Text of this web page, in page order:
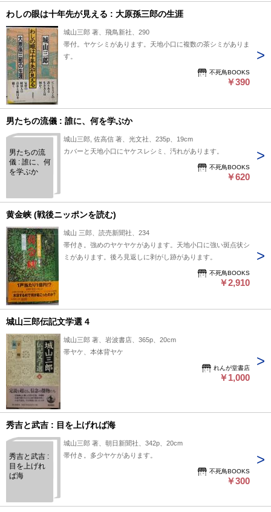
わしの眼は十年先が見える : 大原孫三郎の生涯
城山三郎 著、飛鳥新社、290
帯付。ヤケシミがあります。天地小口に複数の茶シミがありま
す。
不死鳥BOOKS
￥390
男たちの流儀 : 誰に、何を学ぶか
男たちの流
儀 : 誰に、何
を学ぶか
城山三郎, 佐高信 著、光文社、235p、19cm
カバーと天地小口にヤケスレシミ、汚れがあります。
不死鳥BOOKS
￥620
黄金峡 (戦後ニッポンを読む)
城山 三郎、読売新聞社、234
帯付き。強めのヤケヤケがあります。天地小口に強い斑点状シ
ミがあります。後ろ見返しに剥がし跡があります。
不死鳥BOOKS
￥2,910
城山三郎伝記文学選 4
城山三郎 著、岩波書店、365p、20cm
帯ヤケ、本体背ヤケ
れんが堂書店
￥1,000
秀吉と武吉 : 目を上げれば海
秀吉と武吉 :
目を上げれ
ば海
城山三郎 著、朝日新聞社、342p、20cm
帯付き。多少ヤケがあります。
不死鳥BOOKS
￥300